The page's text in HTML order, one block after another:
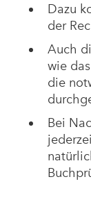
Dazu
der
Auch
wie
die
Bei